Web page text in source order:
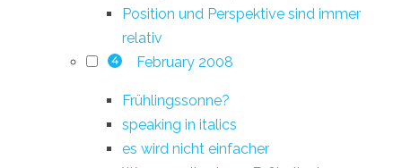
Position und Perspektive sind immer
relativ
4 February 2008
Frühlingssonne?
speaking in italics
es wird nicht einfacher